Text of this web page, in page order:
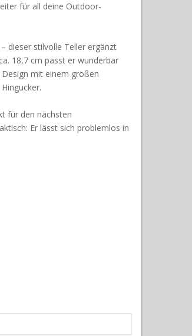
für all deine Outdoor-
dieser stilvolle Teller ergänzt
18,7 cm passt er wunderbar
mit einem großen
für den nächsten
Er lässt sich problemlos in